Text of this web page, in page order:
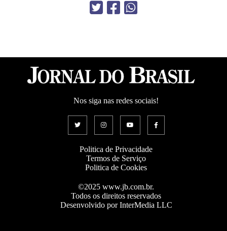
Nos siga nas redes sociais!
Politica de Privacidade
Termos de Serviço
Politica de Cookies
©2025 www.jb.com.br.
Todos os direitos reservados
Desenvolvido por InterMedia LLC